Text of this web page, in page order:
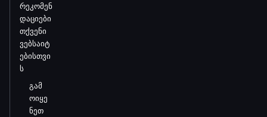
რეკომენ
დაციები
თქვენი
ვებსაიტ
ებისთვი
ს
გამ
ოიყე
ნეთ